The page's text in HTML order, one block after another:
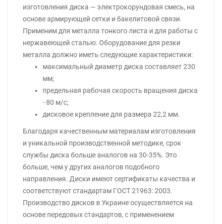
изготовления диска — электрокорундовая смесь, на
основе армирующей сетки и бакелитовой связи.
Применим для металла тонкого листа и для работы с
нержавеющей сталью. Оборудование для резки
металла должно иметь следующие характеристики:
максимальный диаметр диска составляет 230
мм;
предельная рабочая скорость вращения диска
- 80 м/с;
дисковое крепление для размера 22,2 мм.
Благодаря качественным материалам изготовления
и уникальной производственной методике, срок
службы диска больше аналогов на 30-35%. Это
больше, чем у других аналогов подобного
направления. Диски имеют сертификаты качества и
соответствуют стандартам ГОСТ 21963: 2003.
Производство дисков в Украине осуществляется на
основе передовых стандартов, с применением